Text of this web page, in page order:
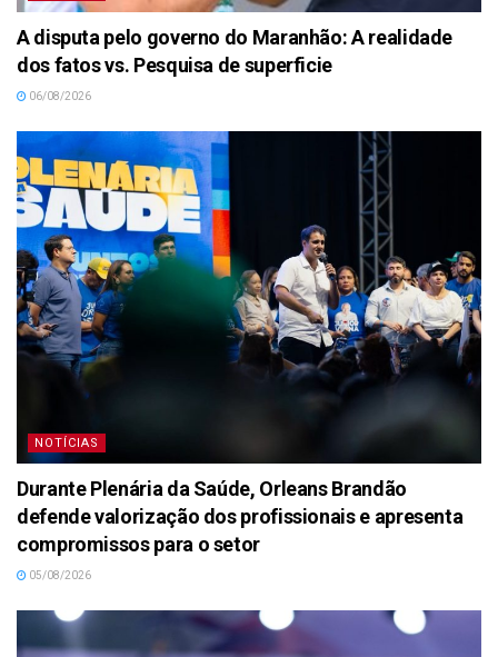
A disputa pelo governo do Maranhão: A realidade
dos fatos vs. Pesquisa de superficie
06/08/2026
NOTÍCIAS
Durante Plenária da Saúde, Orleans Brandão
defende valorização dos profissionais e apresenta
compromissos para o setor
05/08/2026